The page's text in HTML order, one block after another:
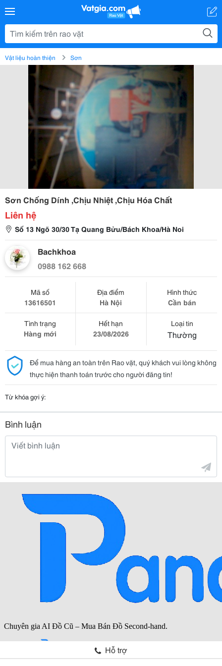
Vật liệu hoàn thiện Sơn
Sơn Chống Dính ,Chịu Nhiệt ,Chịu Hóa Chất
Liên hệ
Số 13 Ngõ 30/30 Tạ Quang Bửu/Bách Khoa/Hà Noi
Bachkhoa
0988 162 668
Mã số
13616501
Địa điểm
Hà Nội
Hình thức
Cần bán
Tình trạng
Hàng mới
Hết hạn
23/08/2026
Loại tin
Thường
Để mua hàng an toàn trên Rao vặt, quý khách vui lòng không
thực hiện thanh toán trước cho người đăng tin!
Từ khóa gợi ý:
Bình luận
Hỗ trợ